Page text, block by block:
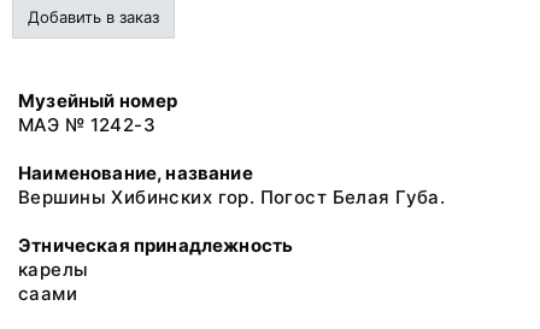
Добавить в заказ
Музейный номер
МАЭ № 1242-3
Наименование, название
Вершины Хибинских гор. Погост Белая Губа.
Этническая принадлежность
карелы
саами